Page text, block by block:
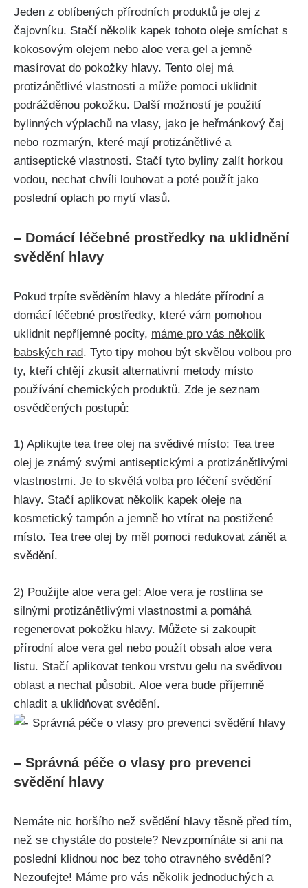
Jeden z‍ oblíbených přírodních produktů je olej ⁢z
čajovníku.​ Stačí ⁣několik⁢ kapek tohoto oleje smíchat s
kokosovým olejem nebo ​aloe ‌vera gel⁢ a jemně
masírovat do⁢ pokožky hlavy. Tento ⁣olej má
protizánětlivé vlastnosti a může⁤ pomoci uklidnit
podrážděnou pokožku. Další možností je ⁣použití
bylinných výplachů na vlasy, jako⁢ je heřmánkový čaj
nebo rozmarýn, ⁢které‌ mají ⁤protizánětlivé ⁤a
antiseptické vlastnosti. Stačí tyto‍ byliny zalít horkou
vodou, nechat chvíli louhovat a poté⁤ použít jako⁤
poslední oplach ​po mytí vlasů.
– Domácí léčebné‌ prostředky⁤ na uklidnění⁤
svědění hlavy
Pokud ⁢trpíte svěděním hlavy a⁢ hledáte přírodní a
domácí léčebné prostředky, které vám​ pomohou
uklidnit nepříjemné pocity, máme ⁣pro vás několik‌
babských rad.⁣ Tyto tipy mohou být ⁣skvělou volbou‌ pro
ty, kteří chtějí zkusit alternativní metody místo
používání ⁤chemických⁣ produktů.⁤ Zde je seznam
osvědčených postupů:
1) ⁤Aplikujte tea⁢ tree olej na ‍svědivé místo: Tea tree‍
olej⁢ je známý ​svými antiseptickými a protizánětlivými
vlastnostmi. Je to skvělá volba pro léčení svědění
hlavy. Stačí aplikovat několik ‍kapek oleje na
kosmetický ​tampón a⁣ jemně ho vtírat na postižené
místo. Tea‍ tree olej by měl pomoci redukovat ‌zánět a
svědění.
2) ⁢Použijte aloe⁢ vera⁤ gel: Aloe vera je rostlina se
silnými protizánětlivými ​vlastnostmi a pomáhá
⁤regenerovat​ pokožku hlavy. Můžete si‌ zakoupit
přírodní aloe vera‍ gel ‍nebo použít obsah‌ aloe vera
listu. Stačí ⁢aplikovat tenkou vrstvu ⁣gelu⁤ na svědivou
oblast ⁤a​ nechat působit. Aloe vera bude příjemně
chladit a uklidňovat svědění.
– Správná‍ péče o vlasy pro prevenci
svědění ​hlavy
Nemáte nic ‌horšího než svědění hlavy těsně ‌před tím,
než se chystáte do postele? Nevzpomínáte si ‍ani na
poslední⁣ klidnou noc bez ​toho⁢ otravného svědění?​
Nezoufejte! ⁤Máme pro vás ⁤několik jednoduchých a